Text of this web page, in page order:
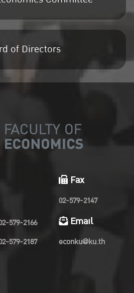
of Directors
579-2166
579-2187
Fax
02-579-2147
Email
econku@ku.th